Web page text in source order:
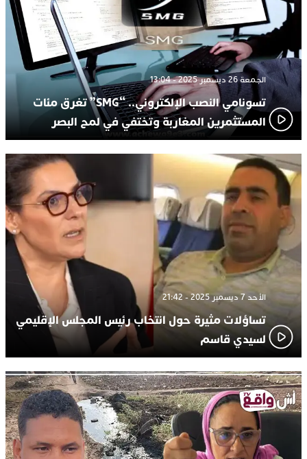
الجمعة 26 ديسمبر 2025 - 13:04
تسونامي النصب الإلكتروني.. “SMG” تغرق مئات
المستثمرين المغاربة وتختفي في لمح البصر
الأحد 7 ديسمبر 2025 - 21:42
تساؤلات مثيرة حول انتخاب رئيس المجلس الإقليمي
لسيدي قاسم